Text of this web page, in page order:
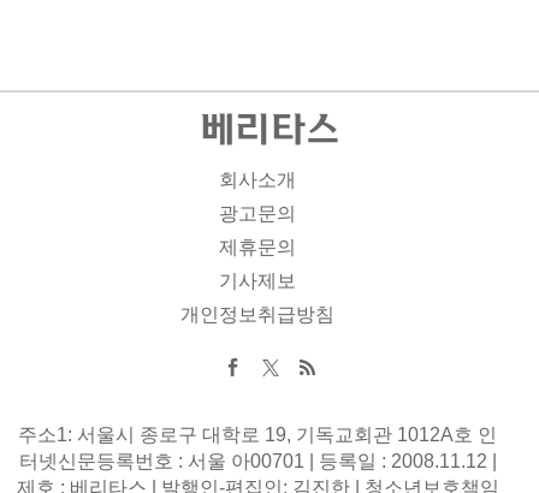
회사소개
광고문의
제휴문의
기사제보
개인정보취급방침
주소1: 서울시 종로구 대학로 19, 기독교회관 1012A호 인
터넷신문등록번호 : 서울 아00701 | 등록일 : 2008.11.12 |
제호 : 베리타스 | 발행인-편집인: 김진한 | 청소년보호책임